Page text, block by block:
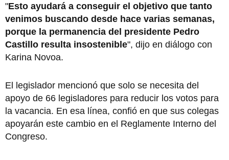
"Esto ayudará a conseguir el objetivo que tanto
venimos buscando desde hace varias semanas,
porque la permanencia del presidente Pedro
Castillo resulta insostenible", dijo en diálogo con
Karina Novoa.
El legislador mencionó que solo se necesita del
apoyo de 66 legisladores para reducir los votos para
la vacancia. En esa línea, confió en que sus colegas
apoyarán este cambio en el Reglamente Interno del
Congreso.